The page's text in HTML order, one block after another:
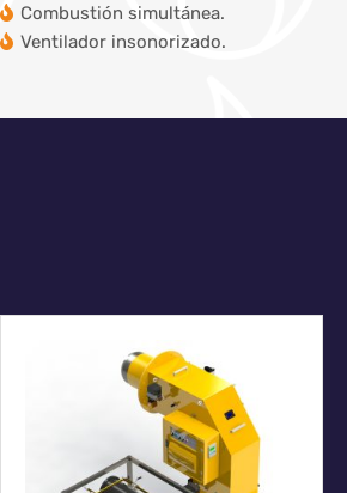
Combustión simultánea.
Ventilador insonorizado.